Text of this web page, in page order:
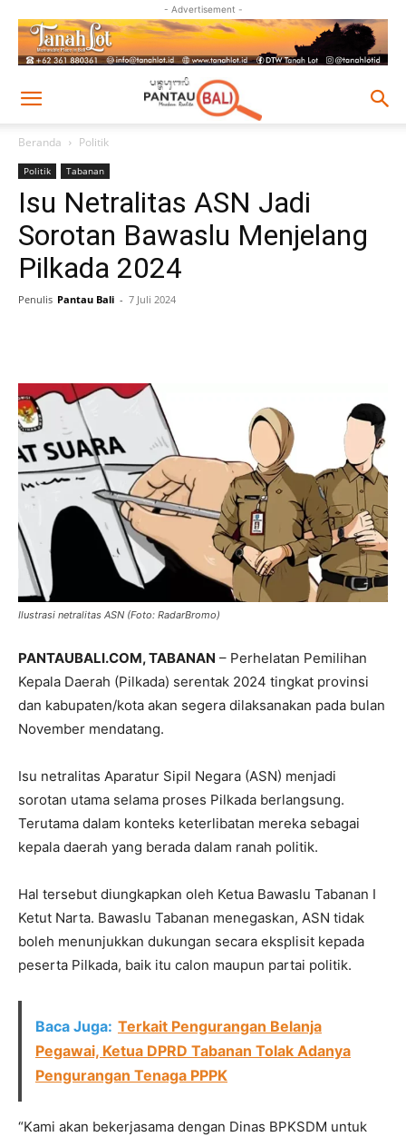
- Advertisement -
Beranda Politik
Politik Tabanan
Isu Netralitas ASN Jadi
Sorotan Bawaslu Menjelang
Pilkada 2024
Penulis Pantau Bali - 7 Juli 2024
Ilustrasi netralitas ASN (Foto: RadarBromo)
PANTAUBALI.COM, TABANAN – Perhelatan Pemilihan
Kepala Daerah (Pilkada) serentak 2024 tingkat provinsi
dan kabupaten/kota akan segera dilaksanakan pada bulan
November mendatang.
Isu netralitas Aparatur Sipil Negara (ASN) menjadi
sorotan utama selama proses Pilkada berlangsung.
Terutama dalam konteks keterlibatan mereka sebagai
kepala daerah yang berada dalam ranah politik.
Hal tersebut diungkapkan oleh Ketua Bawaslu Tabanan I
Ketut Narta. Bawaslu Tabanan menegaskan, ASN tidak
boleh menunjukkan dukungan secara eksplisit kepada
peserta Pilkada, baik itu calon maupun partai politik.
Baca Juga: Terkait Pengurangan Belanja
Pegawai, Ketua DPRD Tabanan Tolak Adanya
Pengurangan Tenaga PPPK
“Kami akan bekerjasama dengan Dinas BPKSDM untuk